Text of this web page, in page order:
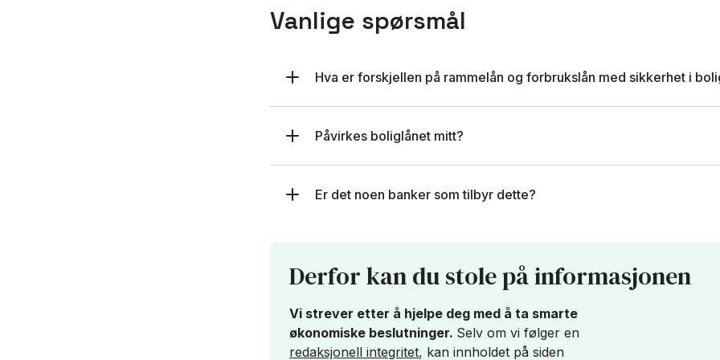
Vanlige spørsmål
Hva er forskjellen på rammelån og forbrukslån med sikkerhet i
Påvirkes boliglånet mitt?
Er det noen banker som tilbyr dette?
Derfor kan du stole på informasjonen
Vi strever etter å hjelpe deg med å ta smarte
økonomiske beslutninger. Selv om vi følger en
redaksjonell integritet, kan innholdet på siden